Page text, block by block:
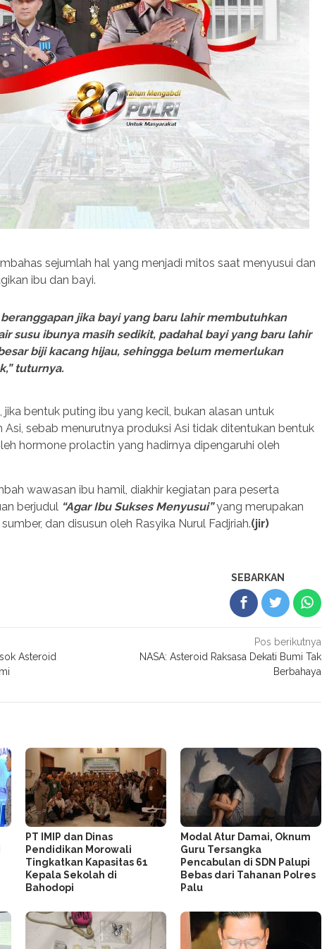
sejumlah hal yang menjadi mitos saat menyusui dan
ibu dan bayi.
beranggapan jika bayi yang baru lahir membutuhkan
susu ibunya masih sedikit, padahal bayi yang baru lahir
biji kacang hijau, sehingga belum memerlukan
tuturnya.
jika bentuk puting ibu yang kecil, bukan alasan untuk
sebab menurutnya produksi Asi tidak ditentukan bentuk
hormone prolactin yang hadirnya dipengaruhi oleh
wawasan ibu hamil, diakhir kegiatan para peserta
berjudul “Agar Ibu Sukses Menyusui” yang merupakan
dan disusun oleh Rasyika Nurul Fadjriah.(jir)
SEBARKAN
Asteroid
Pos berikutnya
NASA: Asteroid Raksasa Dekati Bumi Tak
Berbahaya
PT IMIP dan Dinas
Pendidikan Morowali
Tingkatkan Kapasitas 61
Kepala Sekolah di
Bahodopi
Modal Atur Damai, Oknum
Guru Tersangka
Pencabulan di SDN Palupi
Bebas dari Tahanan Polres
Palu